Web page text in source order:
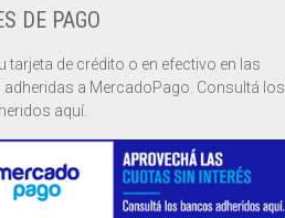
DE PAGO
tarjeta de crédito o en efectivo en las
a MercadoPago. Consultá los
aquí.